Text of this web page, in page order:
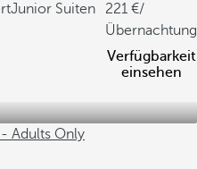
Junior Suiten
221
/
Übernachtung
Verfügbarkeit
einsehen
Adults Only